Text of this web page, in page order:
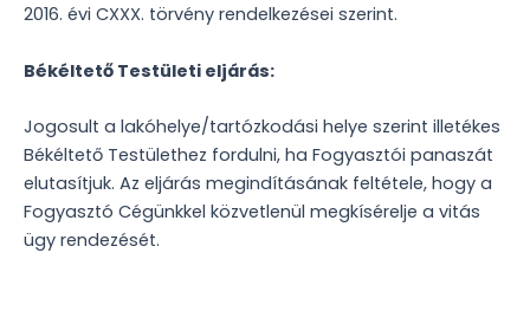
2016. évi CXXX. törvény rendelkezései szerint.
Békéltető Testületi eljárás:
Jogosult a lakóhelye/tartózkodási helye szerint illetékes
Békéltető Testülethez fordulni, ha Fogyasztói panaszát
elutasítjuk. Az eljárás megindításának feltétele, hogy a
Fogyasztó Cégünkkel közvetlenül megkísérelje a vitás
ügy rendezését.